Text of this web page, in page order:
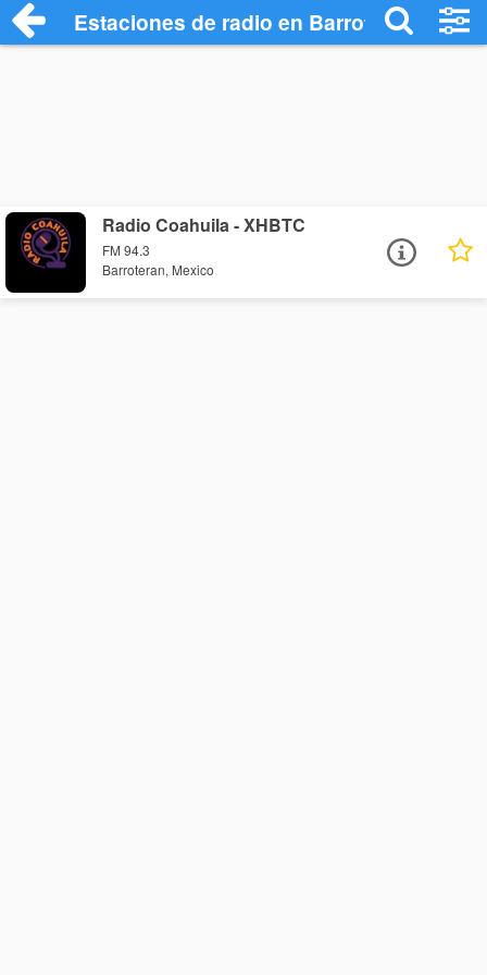
Estaciones de radio en Barroteran -
Radio Coahuila - XHBTC
FM 94.3
Barroteran, Mexico